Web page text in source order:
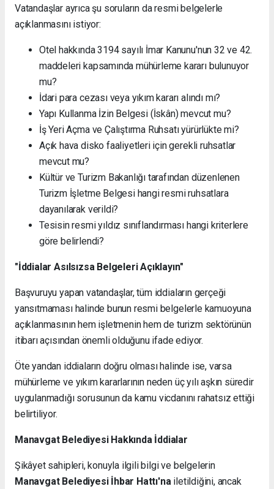
Vatandaşlar ayrıca şu soruların da resmi belgelerle
açıklanmasını istiyor:
Otel hakkında 3194 sayılı İmar Kanunu'nun 32 ve 42.
maddeleri kapsamında mühürleme kararı bulunuyor
mu?
İdari para cezası veya yıkım kararı alındı mı?
Yapı Kullanma İzin Belgesi (İskân) mevcut mu?
İş Yeri Açma ve Çalıştırma Ruhsatı yürürlükte mi?
Açık hava disko faaliyetleri için gerekli ruhsatlar
mevcut mu?
Kültür ve Turizm Bakanlığı tarafından düzenlenen
Turizm İşletme Belgesi hangi resmi ruhsatlara
dayanılarak verildi?
Tesisin resmi yıldız sınıflandırması hangi kriterlere
göre belirlendi?
"İddialar Asılsızsa Belgeleri Açıklayın"
Başvuruyu yapan vatandaşlar, tüm iddiaların gerçeği
yansıtmaması halinde bunun resmi belgelerle kamuoyuna
açıklanmasının hem işletmenin hem de turizm sektörünün
itibarı açısından önemli olduğunu ifade ediyor.
Öte yandan iddiaların doğru olması halinde ise, varsa
mühürleme ve yıkım kararlarının neden üç yılı aşkın süredir
uygulanmadığı sorusunun da kamu vicdanını rahatsız ettiği
belirtiliyor.
Manavgat Belediyesi Hakkında İddialar
Şikâyet sahipleri, konuyla ilgili bilgi ve belgelerin
Manavgat Belediyesi İhbar Hattı'na iletildiğini, ancak